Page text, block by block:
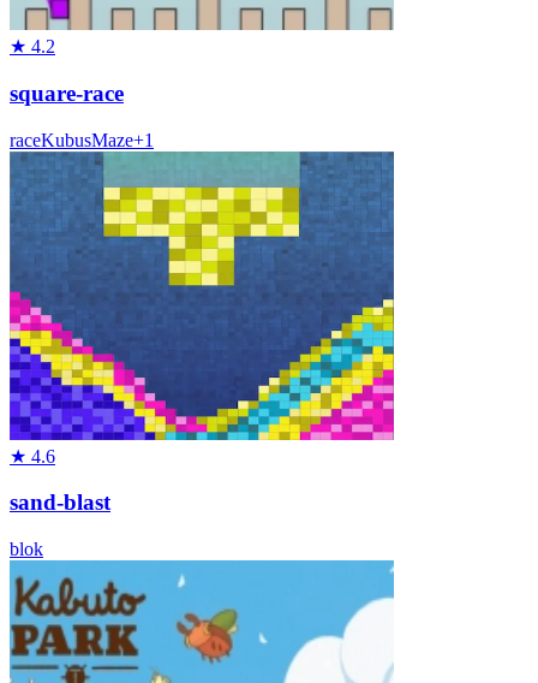
★ 4.2
square-race
raceKubusMaze+1
★ 4.6
sand-blast
blok